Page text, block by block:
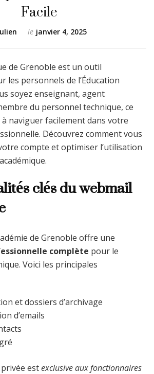
Facile
le janvier 4, 2025
de Grenoble est un outil
les personnels de l’Éducation
soyez enseignant, agent
du personnel technique, ce
naviguer facilement dans votre
Découvrez comment vous
compte et optimiser l’utilisation
clés du webmail
de Grenoble offre une
complète pour le
Voici les principales
et dossiers d’archivage
d’emails
estexclusive aux fonctionnaires